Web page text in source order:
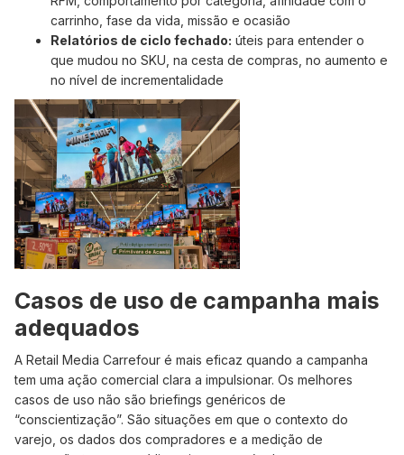
carrinho, fase da vida, missão e ocasião
Relatórios de ciclo fechado: úteis para entender o
que mudou no SKU, na cesta de compras, no aumento e
no nível de incrementalidade
Casos de uso de campanha mais
adequados
A Retail Media Carrefour é mais eficaz quando a campanha
tem uma ação comercial clara a impulsionar. Os melhores
casos de uso não são briefings genéricos de
“conscientização”. São situações em que o contexto do
varejo, os dados dos compradores e a medição de